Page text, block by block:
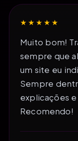
★★★★★
Muito bom!
sempre que
um site eu
Sempre
explicações
Recomendo!